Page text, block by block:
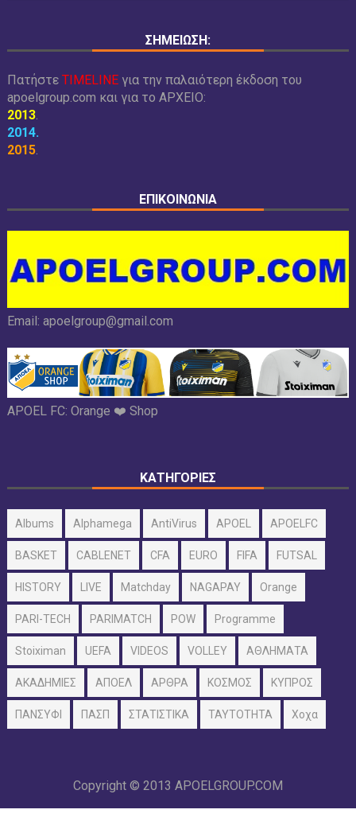
ΣΗΜΕΙΩΣΗ:
Πατήστε TIMELINEγια την παλαιότερη έκδοση του
apoelgroup.com και για το ΑΡΧΕΙΟ:
2013.
2014.
2015.
ΕΠΙΚΟΙΝΩΝΙΑ
Email: apoelgroup@gmail.com
APOEL FC: Orange ❤️ Shop
ΚΑΤΗΓΟΡΙΕΣ
Albums Alphamega AntiVirus APOEL APOELFC
BASKET CABLENET CFA EURO FIFA FUTSAL
HISTORY LIVE Matchday NAGAPAY Orange
PARI-TECH PARIMATCH POW Programme
Stoiximan UEFA VIDEOS VOLLEY ΑΘΛΗΜΑΤΑ
ΑΚΑΔΗΜΙΕΣ ΑΠΟΕΛ ΑΡΘΡΑ ΚΟΣΜΟΣ ΚΥΠΡΟΣ
ΠΑΝΣΥΦΙ ΠΑΣΠ ΣΤΑΤΙΣΤΙΚΑ ΤΑΥΤΟΤΗΤΑ Χοχα
Copyright © 2013 APOELGROUP.COM